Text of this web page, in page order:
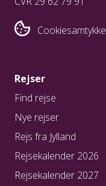
Cookiesamtykke
Rejser
Find rejse
Nye rejser
Rejs fra Jylland
Rejsekalender 2026
Rejsekalender 2027